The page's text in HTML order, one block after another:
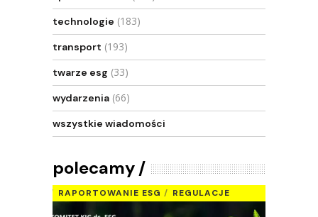
technologie (183)
transport (193)
twarze esg (33)
wydarzenia (66)
wszystkie wiadomości
polecamy
RAPORTOWANIE ESG REGULACJE